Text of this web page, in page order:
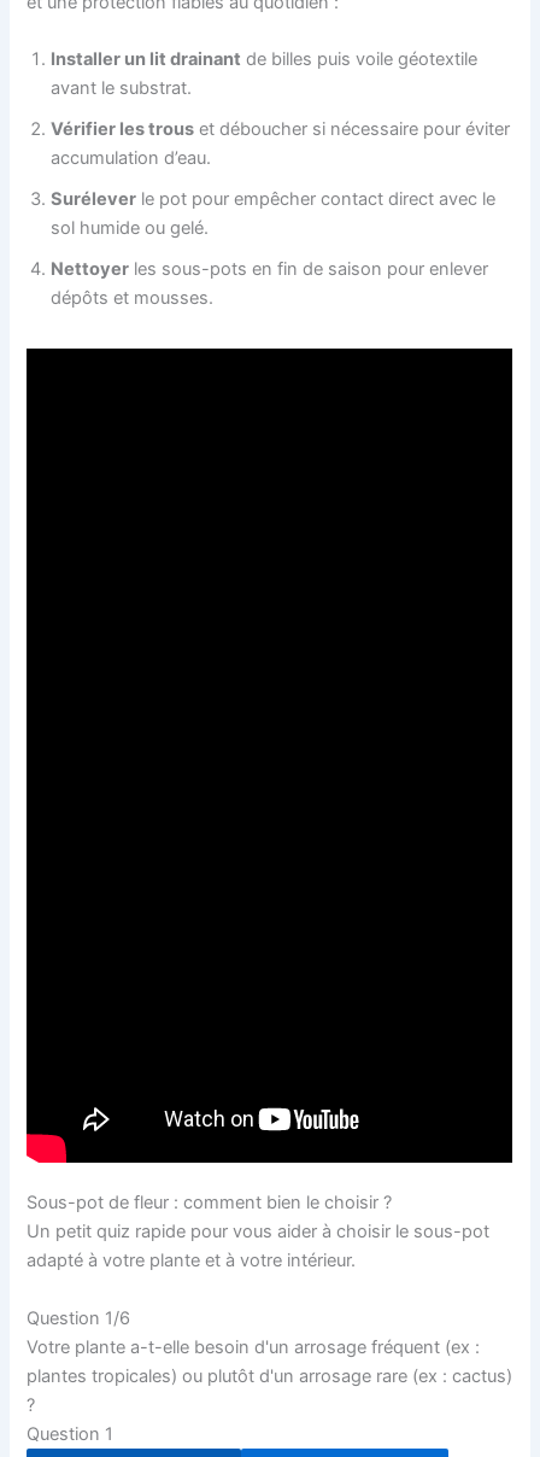
Installer un lit drainant de billes puis voile géotextile
avant le substrat.
Vérifier les trous et déboucher si nécessaire pour éviter
accumulation d’eau.
Surélever le pot pour empêcher contact direct avec le
sol humide ou gelé.
Nettoyer les sous-pots en fin de saison pour enlever
dépôts et mousses.
Sous-pot de fleur : comment bien le choisir ?
Un petit quiz rapide pour vous aider à choisir le sous-pot
adapté à votre plante et à votre intérieur.
Question 1/6
Votre plante a-t-elle besoin d'un arrosage fréquent (ex :
plantes tropicales) ou plutôt d'un arrosage rare (ex : cactus)
?
Question 1